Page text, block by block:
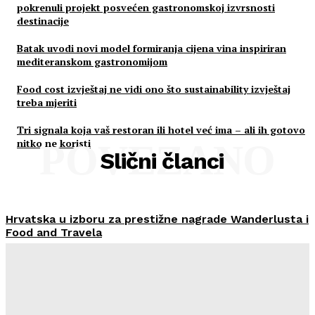
pokrenuli projekt posvećen gastronomskoj izvrsnosti
destinacije
Batak uvodi novi model formiranja cijena vina inspiriran
mediteranskom gastronomijom
Food cost izvještaj ne vidi ono što sustainability izvještaj
treba mjeriti
Tri signala koja vaš restoran ili hotel već ima – ali ih gotovo
nitko ne koristi
Slični članci
POVEZANO
Hrvatska u izboru za prestižne nagrade Wanderlusta i
Food and Travela